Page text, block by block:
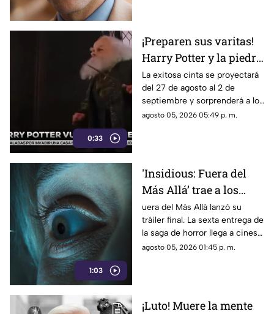
0:33
¡Preparen sus varitas!
Harry Potter y la piedra
filosofal regresa a los
cines por su 25
aniversario
La exitosa cinta se proyectará
del 27 de agosto al 2 de
septiembre y sorprenderá a los
fanáticos con 15 minutos de
agosto 05, 2026 05:49 p. m.
1:03
'Insidious: Fuera del
Más Allá’ trae a los
demonios al mundo
real en su tráiler final
uera del Más Allá lanzó su
tráiler final. La sexta entrega de
la saga de horror llega a cines
el 21 de agosto de 2026.
agosto 05, 2026 01:45 p. m.
¡Luto! Muere la mente